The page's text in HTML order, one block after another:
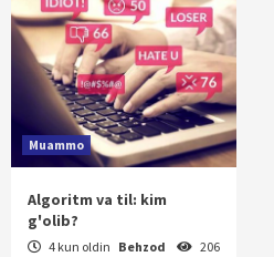
Muammo
Algoritm va til: kim
g'olib?
4 kun oldin Behzod 206